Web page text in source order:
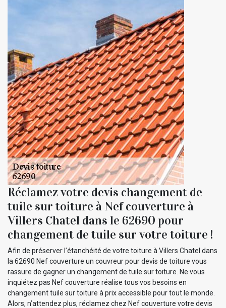
Réclamez votre devis changement de
tuile sur toiture à Nef couverture à
Villers Chatel dans le 62690 pour
changement de tuile sur votre toiture !
Afin de préserver l’étanchéité de votre toiture à Villers Chatel dans
la 62690 Nef couverture un couvreur pour devis de toiture vous
rassure de gagner un changement de tuile sur toiture. Ne vous
inquiétez pas Nef couverture réalise tous vos besoins en
changement tuile sur toiture à prix accessible pour tout le monde.
Alors, n’attendez plus, réclamez chez Nef couverture votre devis